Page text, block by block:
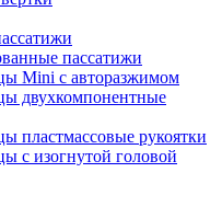
пассатижи
Mini с авторазжимом
двухкомпонентные
пластмассовые рукоятки
с изогнутой головой